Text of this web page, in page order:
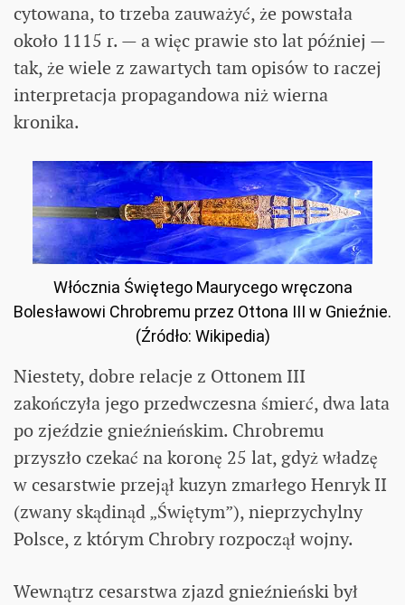
cytowana, to trzeba zauważyć, że powstała
około 1115 r. — a więc prawie sto lat później —
tak, że wiele z zawartych tam opisów to raczej
interpretacja propagandowa niż wierna
kronika.
Włócznia Świętego Maurycego wręczona
Bolesławowi Chrobremu przez Ottona III w Gnieźnie.
(Źródło: Wikipedia)
Niestety, dobre relacje z Ottonem III
zakończyła jego przedwczesna śmierć, dwa lata
po zjeździe gnieźnieńskim. Chrobremu
przyszło czekać na koronę 25 lat, gdyż władzę
w cesarstwie przejął kuzyn zmarłego Henryk II
(zwany skądinąd „Świętym”), nieprzychylny
Polsce, z którym Chrobry rozpoczął wojny.
Wewnątrz cesarstwa zjazd gnieźnieński był